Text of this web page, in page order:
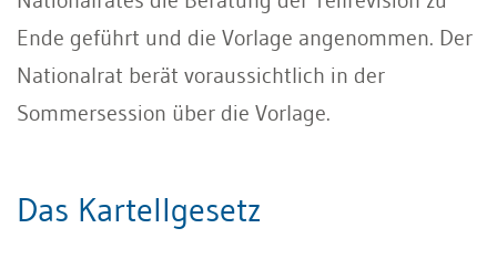
Ende geführt und die Vorlage angenommen. Der
Nationalrat berät voraussichtlich in der
Sommersession über die Vorlage.
Das Kartellgesetz